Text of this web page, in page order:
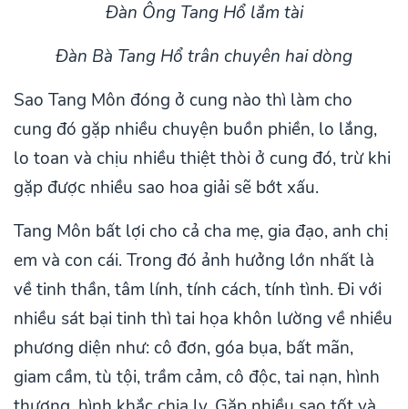
Đàn Ông Tang Hổ lắm tài
Đàn Bà Tang Hổ trân chuyên hai dòng
Sao Tang Môn đóng ở cung nào thì làm cho
cung đó gặp nhiều chuyện buồn phiền, lo lắng,
lo toan và chịu nhiều thiệt thòi ở cung đó, trừ khi
gặp được nhiều sao hoa giải sẽ bớt xấu.
Tang Môn bất lợi cho cả cha mẹ, gia đạo, anh chị
em và con cái. Trong đó ảnh hưởng lớn nhất là
về tinh thần, tâm lính, tính cách, tính tình. Đi với
nhiều sát bại tinh thì tai họa khôn lường về nhiều
phương diện như: cô đơn, góa bụa, bất mãn,
giam cầm, tù tội, trầm cảm, cô độc, tai nạn, hình